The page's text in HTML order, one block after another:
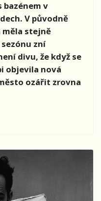
v
V původně
stejně
zní
divu, že když se
objevila nová
ozářit zrovna